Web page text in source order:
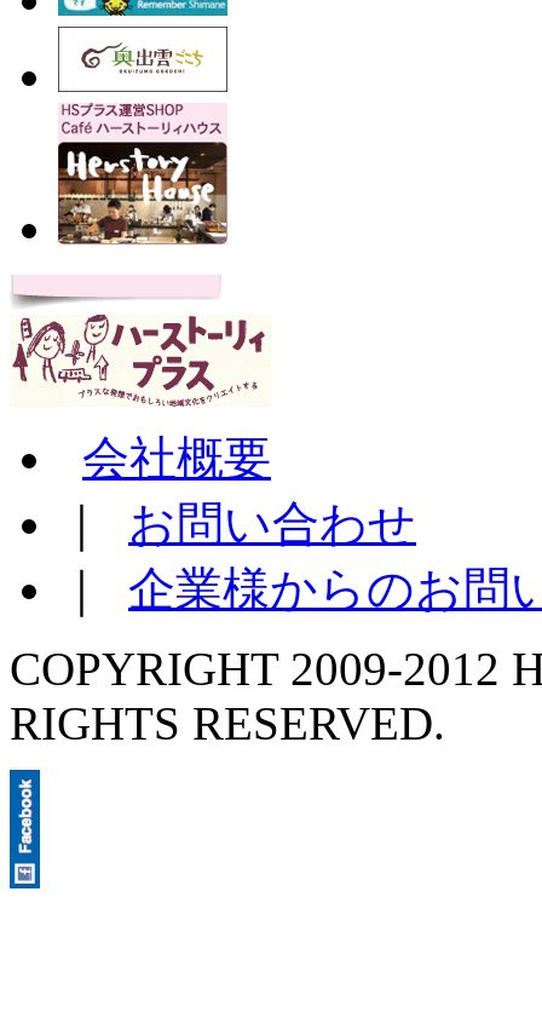
会社概要
お問い合わせ
企業様からのお問
COPYRIGHT 2009-2012
RIGHTS RESERVED.